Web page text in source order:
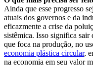
Ainda que esse progresso
atuais dos governos e da
eficazmente a crise da
sistêmica. Isso significa sair
que foca na produção, no
economia plástica circular,
na economia em seu valor